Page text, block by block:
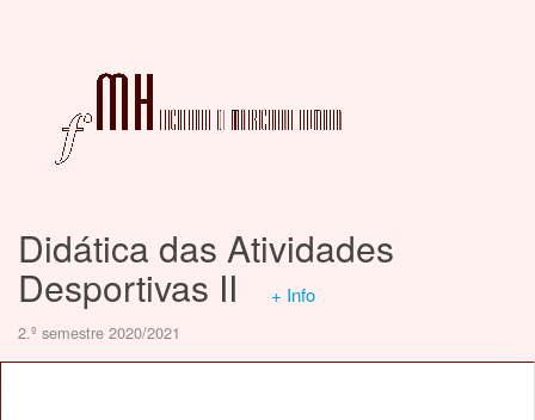
Didática das Atividades
Desportivas II + Info
2.º semestre 2020/2021